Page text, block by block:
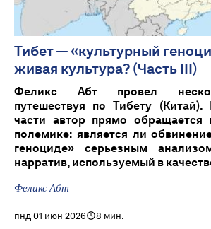
Тибет — «культурный
живая культура? (Часть III)
Феликс Абт провел
путешествуя по Тибету (Китай).
части автор прямо обращается
полемике: является ли
геноциде» серьезным
нарратив, используемый в
Феликс Абт
пнд 01 июн 2026 8 мин.